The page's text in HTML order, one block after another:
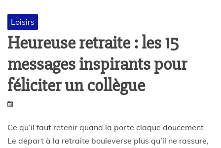
Loisirs
Heureuse retraite : les 15
messages inspirants pour
féliciter un collègue
Ce qu’il faut retenir quand la porte claque doucement
Le départ à la retraite bouleverse plus qu’il ne rassure,